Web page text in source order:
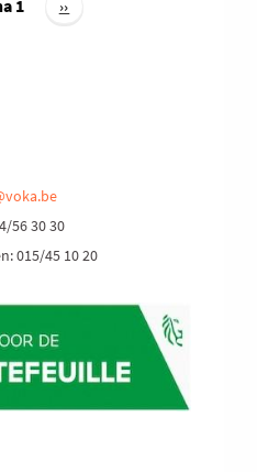
1
Volgende
››
56 30 30
015/45 10 20